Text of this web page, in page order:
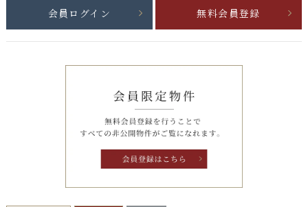
会員ログイン 無料会員登録